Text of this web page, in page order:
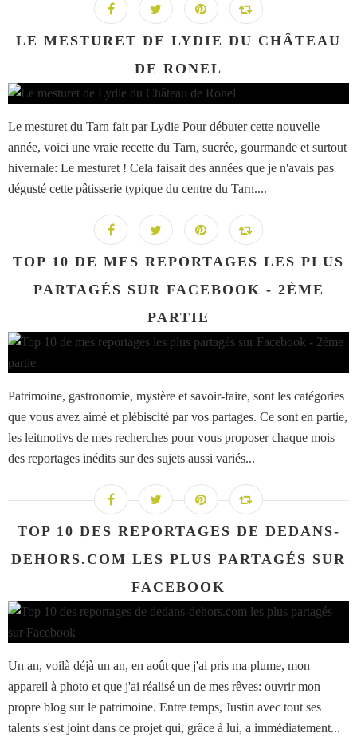
LE MESTURET DE LYDIE DU CHÂTEAU
DE RONEL
Le mesturet du Tarn fait par Lydie Pour débuter cette nouvelle
année, voici une vraie recette du Tarn, sucrée, gourmande et surtout
hivernale: Le mesturet ! Cela faisait des années que je n'avais pas
dégusté cette pâtisserie typique du centre du Tarn....
TOP 10 DE MES REPORTAGES LES PLUS
PARTAGÉS SUR FACEBOOK - 2ÈME
PARTIE
Patrimoine, gastronomie, mystère et savoir-faire, sont les catégories
que vous avez aimé et plébiscité par vos partages. Ce sont en partie,
les leitmotivs de mes recherches pour vous proposer chaque mois
des reportages inédits sur des sujets aussi variés...
TOP 10 DES REPORTAGES DE DEDANS-
DEHORS.COM LES PLUS PARTAGÉS SUR
FACEBOOK
Un an, voilà déjà un an, en août que j'ai pris ma plume, mon
appareil à photo et que j'ai réalisé un de mes rêves: ouvrir mon
propre blog sur le patrimoine. Entre temps, Justin avec tout ses
talents s'est joint dans ce projet qui, grâce à lui, a immédiatement...